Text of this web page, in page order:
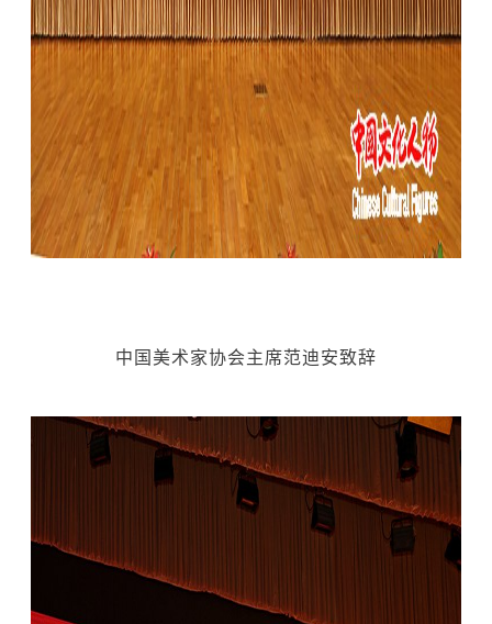
中国美术家协会主席范迪安致辞